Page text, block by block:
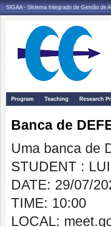
SIGAA - Sistema Integrado de Gestão de
Program Teaching Research
Banca de
Uma banca de
STUDENT :
DATE: 29/07/
TIME: 10:00
LOCAL: